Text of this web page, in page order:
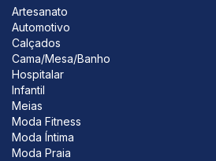
Artesanato
Automotivo
Calçados
Cama/Mesa/Banho
Hospitalar
Infantil
Meias
Moda Fitness
Moda Íntima
Moda Praia